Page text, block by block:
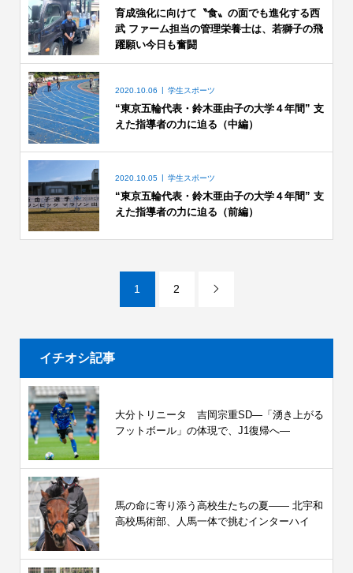
育成強化に向けて〝食〟の面でも進化する西
武 ファーム担当の管理栄養士は、若獅子の飛
躍願い今日も奮闘
2020.10.06 学生スポーツ
“東京五輪代表・鈴木亜由子の大学４年間” 支
えた指導者の力に迫る（中編）
2020.10.05 学生スポーツ
“東京五輪代表・鈴木亜由子の大学４年間” 支
えた指導者の力に迫る（前編）
1 2 
イチオシ記事
大分トリニータ 吉岡宗重SD―「湧き上がる
フットボール」の体現で、J1復帰へ―
馬の命に寄り添う高校生たちの夏—— 北宇和
高校馬術部、人馬一体で挑むインターハイ